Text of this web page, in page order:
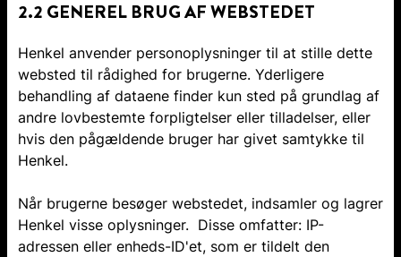
2.2 GENEREL BRUG AF WEBSTEDET
Henkel anvender personoplysninger til at stille dette
websted til rådighed for brugerne. Yderligere
behandling af dataene finder kun sted på grundlag af
andre lovbestemte forpligtelser eller tilladelser, eller
hvis den pågældende bruger har givet samtykke til
Henkel.
Når brugerne besøger webstedet, indsamler og lagrer
Henkel visse oplysninger. Disse omfatter: IP-
adressen eller enheds-ID'et, som er tildelt den